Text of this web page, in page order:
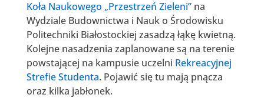
Koła Naukowego „Przestrzeń Zieleni”na
Wydziale Budownictwa i Nauk o Środowisku
Politechniki Białostockiej zasadzą łąkę kwietną.
Kolejne nasadzenia zaplanowane są na terenie
powstającej na kampusie uczelni Rekreacyjnej
Strefie Studenta. Pojawić się tu mają pnącza
oraz kilka jabłonek.